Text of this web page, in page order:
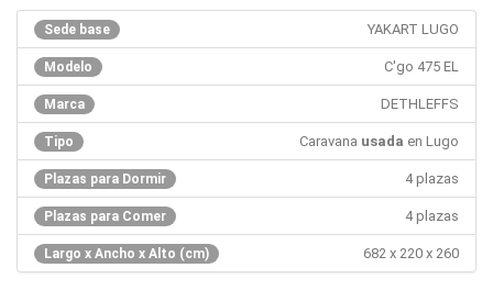
Sede base YAKART LUGO
Modelo C'go 475 EL
Marca DETHLEFFS
Tipo Caravana usada en Lugo
Plazas para Dormir 4 plazas
Plazas para Comer 4 plazas
Largo x Ancho x Alto (cm) 682 x 220 x 260